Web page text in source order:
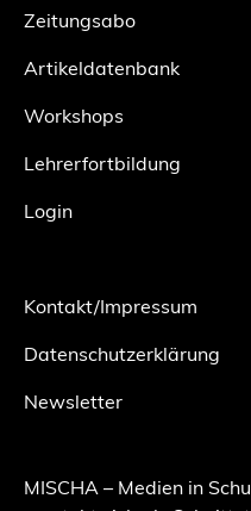
Zeitungsabo
Artikeldatenbank
Workshops
Lehrerfortbildung
Login
Kontakt/Impressum
Datenschutzerklärung
Newsletter
MISCHA – Medien in